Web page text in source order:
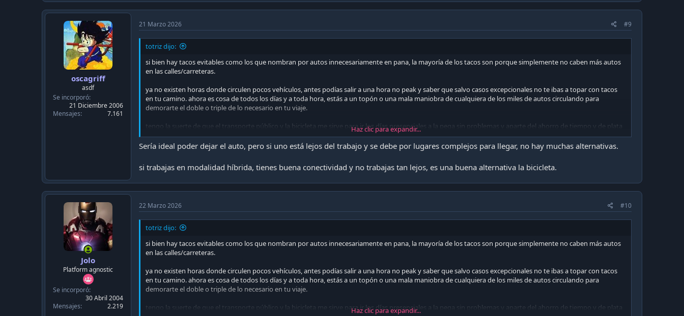
oscagriff
asdf
Se incorporó
21 Diciembre 2006
Mensajes
7.161
21 Marzo 2026 #9
totriz dijo:
si bien hay tacos evitables como los que nombran por autos innecesariamente en pana, la mayoría de los tacos son porque simplemente no caben más autos
en las calles/carreteras.
ya no existen horas donde circulen pocos vehículos, antes podías salir a una hora no peak y saber que salvo casos excepcionales no te ibas a topar con tacos
en tu camino. ahora es cosa de todos los días y a toda hora, estás a un topón o una mala maniobra de cualquiera de los miles de autos circulando para
demorarte el doble o triple de lo necesario en tu viaje.
tengo la suerte de que el transporte público y la bicicleta me sirve para ir los días presenciales a la pega sin problemas y aparte del ahorro de tiempo y de plata
en bencina/tag la mejora en la calidad de vida es exponencial.
dejen el auto los que puedan cabros, por último tengalo para emergencias, pero cada día será peor y más caro tenerlo como la opción principal de transporte.
Haz clic para expandir...
Sería ideal poder dejar el auto, pero si uno está lejos del trabajo y se debe por lugares complejos para llegar, no hay muchas alternativas.
si trabajas en modalidad híbrida, tienes buena conectividad y no trabajas tan lejos, es una buena alternativa la bicicleta.
Jolo
Platform agnostic
Se incorporó
30 Abril 2004
Mensajes
2.219
22 Marzo 2026 #10
totriz dijo:
si bien hay tacos evitables como los que nombran por autos innecesariamente en pana, la mayoría de los tacos son porque simplemente no caben más autos
en las calles/carreteras.
ya no existen horas donde circulen pocos vehículos, antes podías salir a una hora no peak y saber que salvo casos excepcionales no te ibas a topar con tacos
en tu camino. ahora es cosa de todos los días y a toda hora, estás a un topón o una mala maniobra de cualquiera de los miles de autos circulando para
demorarte el doble o triple de lo necesario en tu viaje.
tengo la suerte de que el transporte público y la bicicleta me sirve para ir los días presenciales a la pega sin problemas y aparte del ahorro de tiempo y de plata
Haz clic para expandir...